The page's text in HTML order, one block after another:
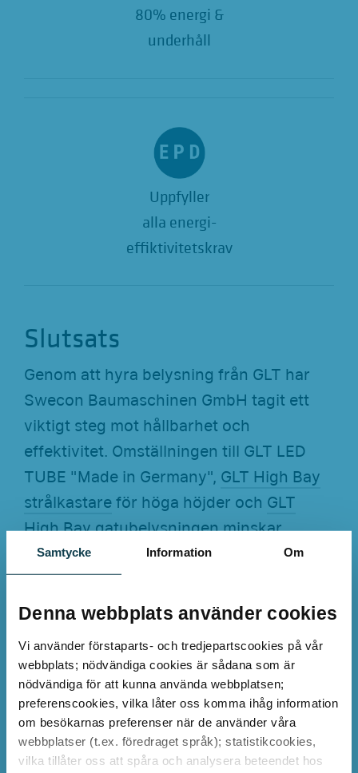
Samtycke Information Om
Denna webbplats använder cookies
Vi använder förstaparts- och tredjepartscookies på vår
webbplats; nödvändiga cookies är sådana som är
nödvändiga för att kunna använda webbplatsen;
preferenscookies, vilka låter oss komma ihåg information
om besökarnas preferenser när de använder våra
webbplatser (t.ex. föredraget språk); statistikcookies,
vilka tillåter oss att spåra och analysera beteendet hos
80% energi &
underhåll
Uppfyller
alla energi-
effiktivitetskrav
Slutsats
Genom att hyra belysning från GLT har
Swecon Baumaschinen GmbH tagit ett
viktigt steg mot hållbarhet och
effektivitet. Omställningen till GLT LED
TUBE "Made in Germany", GLT High Bay
strålkastareför höga höjder och GLT
High Bay gatubelysningenminskar
energikostnaderna, sänker
underhållsbehovet och säkerställer
framtidssäker LED-belysning – helt utan
Kundcitat